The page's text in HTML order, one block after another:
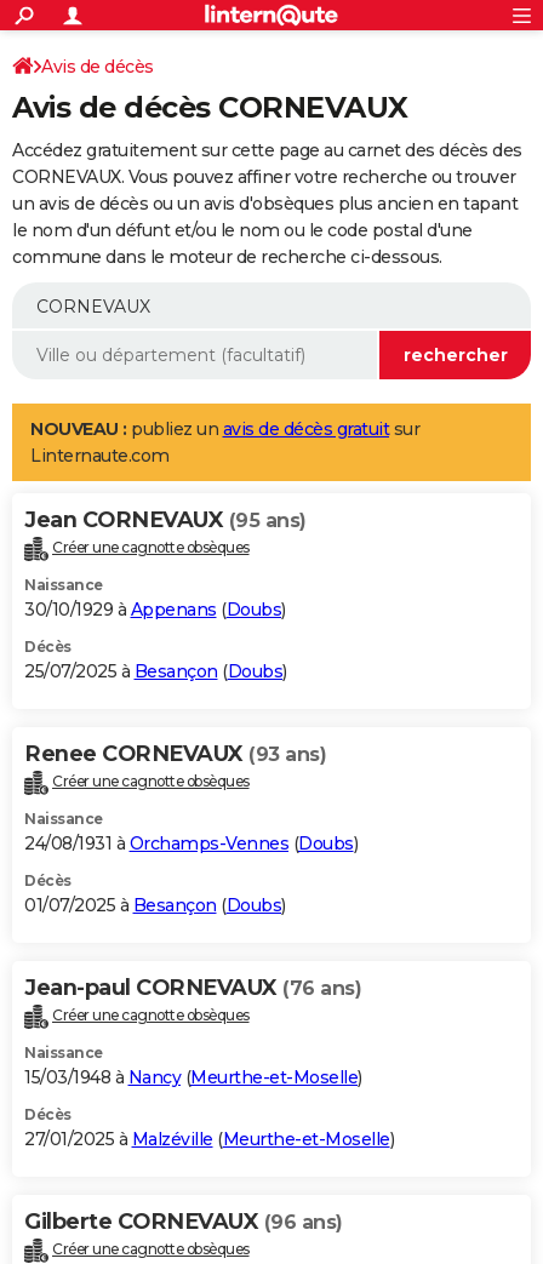
ACTUALITÉS
Politique
Société
Faits Divers
Education
Monde
Villes
+
SPORT
Coupe du monde 2026
Football
Tennis
Cyclisme
Rugby
Forum
Programme TV
TNT
Streaming
Cinéma
Sorties cinéma
Musique
+
FINANCE
Impôts
Immobilier
Risques naturels par ville
Banque
Assurance
Crédit
AUTO
Essais
Réserver un essai
Citadines
Berlines
SUV
Forum auto
+
Mobiles
Meilleur smartphone
Internet
Ordinateurs
Jeux vidéo
Guide high-tech
Aménagement intérieur
LIFESTYLE
Art de vivre
Bien-être
Loisirs
Mode
Modes de vie
Alimentation
Guide de la santé
Maladies
Médicaments
Sommeil
VOYAGE
Destinations
City break
Voyage nature
Voyage de noces
Forum
Climat
+PHOTO
GUIDES D'ACHAT
BONS PLANS
Carte de Noël
Carte Bonne année
Carte Saint-Valentin
Carte Pâques
Carte d'anniversaire
DICTIONNAIRE
Dictionnaire
Biographies
Citations
Expressions
Proverbes
PROGRAMME TV
S'inscrire
Se connecter
Lycées
Collèges
Primaires
Universités
Entreprises
Service militaire
Avis de recherche
AVIS DE DÉCÈS
Bricolage
Lifestyle
Culture
Sport
Auto
Television
Voyage
Cinema
Avis de décès
Avis de décès CORNEVAUX
Accédez gratuitement sur cette page au carnet des décès des
CORNEVAUX. Vous pouvez affiner votre recherche ou trouver
un avis de décès ou un avis d'obsèques plus ancien en tapant
le nom d'un défunt et/ou le nom ou le code postal d'une
commune dans le moteur de recherche ci-dessous.
NOUVEAU : publiez un avis de décès gratuitsur
Linternaute.com
Jean CORNEVAUX (95 ans)
Créer une cagnotte obsèques
Naissance
30/10/1929 à Appenans (Doubs)
Décès
25/07/2025 à Besançon (Doubs)
Renee CORNEVAUX (93 ans)
Créer une cagnotte obsèques
Naissance
24/08/1931 à Orchamps-Vennes (Doubs)
Décès
01/07/2025 à Besançon (Doubs)
Jean-paul CORNEVAUX (76 ans)
Créer une cagnotte obsèques
Naissance
15/03/1948 à Nancy(Meurthe-et-Moselle)
Décès
27/01/2025 à Malzéville (Meurthe-et-Moselle)
Gilberte CORNEVAUX (96 ans)
Créer une cagnotte obsèques